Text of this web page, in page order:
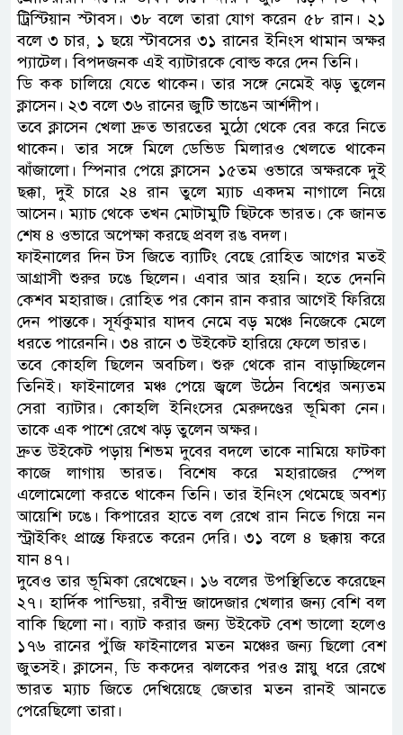
ট্রিস্টিয়ান স্টাবস। ৩৮ বলে তারা যোগ করেন ৫৮ রান। ২১
বলে ৩ চার, ১ ছয়ে স্টাবসের ৩১ রানের ইনিংস থামান অক্ষর
প্যাটেল। বিপদজনক এই ব্যাটারকে বোল্ড করে দেন তিনি।
ডি কক চালিয়ে যেতে থাকেন। তার সঙ্গে নেমেই ঝড় তুলেন
ক্লাসেন। ২৩ বলে ৩৬ রানের জুটি ভাঙেন আর্শদীপ।
তবে ক্লাসেন খেলা দ্রুত ভারতের মুঠো থেকে বের করে নিতে
থাকেন। তার সঙ্গে মিলে ডেভিড মিলারও খেলতে থাকেন
ঝাঁজালো। স্পিনার পেয়ে ক্লাসেন ১৫তম ওভারে অক্ষরকে দুই
ছক্কা, দুই চারে ২৪ রান তুলে ম্যাচ একদম নাগালে নিয়ে
আসেন। ম্যাচ থেকে তখন মোটামুটি ছিটকে ভারত। কে জানত
শেষ ৪ ওভারে অপেক্ষা করছে প্রবল রঙ বদল।
ফাইনালের দিন টস জিতে ব্যাটিং বেছে রোহিত আগের মতই
আগ্রাসী শুরুর ঢঙে ছিলেন। এবার আর হয়নি। হতে দেননি
কেশব মহারাজ। রোহিত পর কোন রান করার আগেই ফিরিয়ে
দেন পান্তকে। সূর্যকুমার যাদব নেমে বড় মঞ্চে নিজেকে মেলে
ধরতে পারেননি। ৩৪ রানে ৩ উইকেট হারিয়ে ফেলে ভারত।
তবে কোহলি ছিলেন অবচিল। শুরু থেকে রান বাড়াচ্ছিলেন
তিনিই। ফাইনালের মঞ্চ পেয়ে জ্বলে উঠেন বিশ্বের অন্যতম
সেরা ব্যাটার। কোহলি ইনিংসের মেরুদণ্ডের ভূমিকা নেন।
তাকে এক পাশে রেখে ঝড় তুলেন অক্ষর।
দ্রুত উইকেট পড়ায় শিভম দুবের বদলে তাকে নামিয়ে ফাটকা
কাজে লাগায় ভারত। বিশেষ করে মহারাজের স্পেল
এলোমেলো করতে থাকেন তিনি। তার ইনিংস থেমেছে অবশ্য
আয়েশি ঢঙে। কিপারের হাতে বল রেখে রান নিতে গিয়ে নন
স্ট্রাইকিং প্রান্তে ফিরতে করেন দেরি। ৩১ বলে ৪ ছক্কায় করে
যান ৪৭।
দুবেও তার ভূমিকা রেখেছেন। ১৬ বলের উপস্থিতিতে করেছেন
২৭। হার্দিক পান্ডিয়া, রবীন্দ্র জাদেজার খেলার জন্য বেশি বল
বাকি ছিলো না। ব্যাট করার জন্য উইকেট বেশ ভালো হলেও
১৭৬ রানের পুঁজি ফাইনালের মতন মঞ্চের জন্য ছিলো বেশ
জুতসই। ক্লাসেন, ডি ককদের ঝলকের পরও স্নায়ু ধরে রেখে
ভারত ম্যাচ জিতে দেখিয়েছে জেতার মতন রানই আনতে
পেরেছিলো তারা।